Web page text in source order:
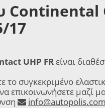
Continental
17
UHP FRείναι
συγκεκριμένο
επικοινωνήσετε μαζί